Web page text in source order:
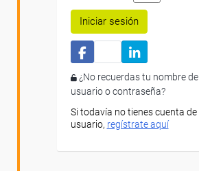
Iniciar sesión
¿No recuerdas tu nombre de
usuario o contraseña?
Si todavía no tienes cuenta de
usuario, regístrate aquí